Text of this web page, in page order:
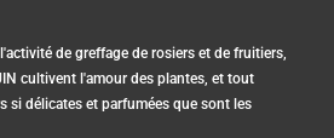
de greffage de rosiers et de fruitiers,
cultivent l'amour des plantes, et tout
si délicates et parfumées que sont les